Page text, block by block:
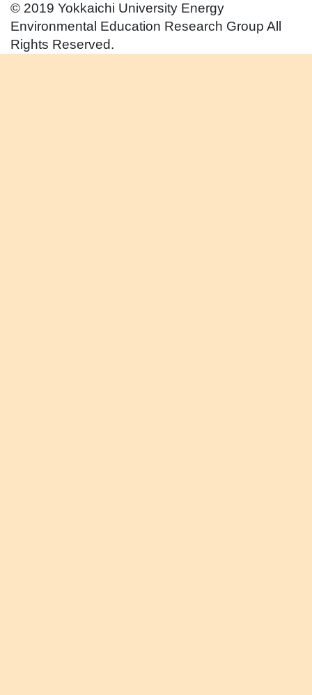
© 2019 Yokkaichi University Energy
Environmental Education Research Group All
Rights Reserved.